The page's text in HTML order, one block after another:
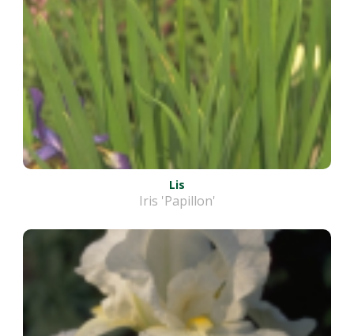
Lis
Iris 'Papillon'